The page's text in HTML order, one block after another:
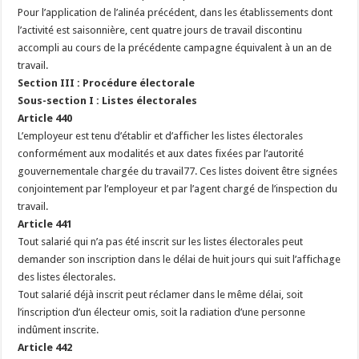
Pour l’application de l’alinéa précédent, dans les établissements dont
l’activité est saisonnière, cent quatre jours de travail discontinu
accompli au cours de la précédente campagne équivalent à un an de
travail.
Section III : Procédure électorale
Sous-section I : Listes électorales
Article 440
L’employeur est tenu d’établir et d’afficher les listes électorales
conformément aux modalités et aux dates fixées par l’autorité
gouvernementale chargée du travail77. Ces listes doivent être signées
conjointement par l’employeur et par l’agent chargé de l’inspection du
travail.
Article 441
Tout salarié qui n’a pas été inscrit sur les listes électorales peut
demander son inscription dans le délai de huit jours qui suit l’affichage
des listes électorales.
Tout salarié déjà inscrit peut réclamer dans le même délai, soit
l’inscription d’un électeur omis, soit la radiation d’une personne
indûment inscrite.
Article 442